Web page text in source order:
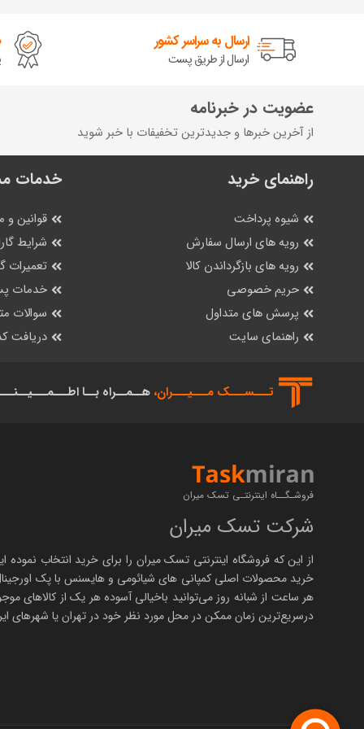
ارسال به سراسر کشور
ارسال از طریق پست
عضویت در خبرنامه
از آخرین خبرها و جدیدترین تخفیفات با خبر شوید
راهنمای خرید
شیوه پرداخت
رویه های ارسال سفارش
رویه های بازگرداندن کالا
حریم خصوصی
پرسش های متداول
راهنمای سایت
خدمات
قوانین و
شرایط
تعمیرات
خدمات
سوالات
دریافت
تـــســـک‌ مـــیـــران، هــمــراه بــا
فروشـگــاه اینترنتـی تسک میران
شرکت تسک میران
از این که فروشگاه اینترنتی تسک میران را برای خرید انتخاب نموده
خرید محصولات اصلی کمپانی های شیائومی و هایسنس با پک
هر ساعت از شبانه روز می‌توانید باخیالی آسوده هر یک از کالاهای
درسریع‌ترین زمان ممکن در محل مورد نظر خود در تهران یا شهرهای